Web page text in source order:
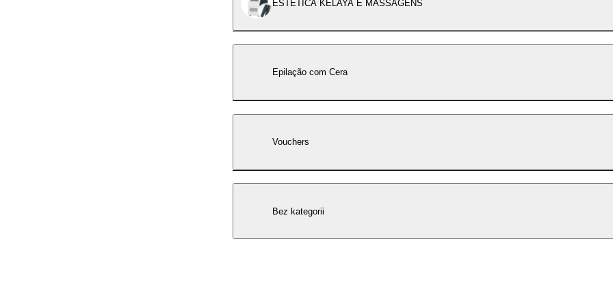
ESTÉTICA KELAYA E MASSAGENS
Epilação com Cera
Vouchers
Bez kategorii